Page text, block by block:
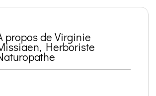
propos de Virginie
Herboriste